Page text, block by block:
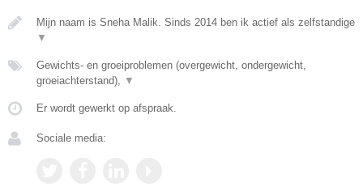
Mijn naam is Sneha Malik. Sinds 2014 ben ik actief als zelfstandige
▼
Gewichts- en groeiproblemen (overgewicht, ondergewicht,
groeiachterstand),
▼
Er wordt gewerkt op afspraak.
Sociale media: